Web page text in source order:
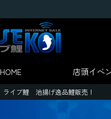
HOME 店頭イベ
ライブ鯉 池揚げ逸品鯉販売！